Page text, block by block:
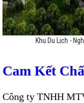
Khu Du Lịch -
Cam Kết
Công ty TNHH